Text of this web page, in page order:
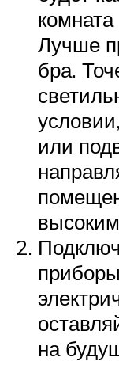
Лучше
бра.
или
на